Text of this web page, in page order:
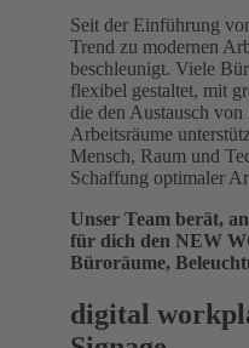
Seit der Einführung
Trend zu modernen
beschleunigt. Viele
flexibel gestaltet, mit
die den Austausch
Arbeitsräume
Mensch, Raum und
Schaffung optimaler
Unser Team berät,
für dich den NEW
Büroräume,
digital